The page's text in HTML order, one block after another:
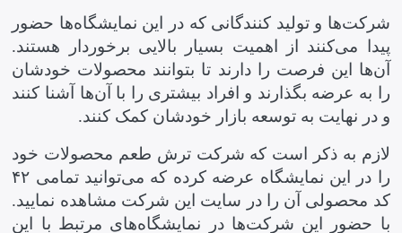
شرکت‌ها و تولید کنندگانی که در این نمایشگاه‌ها حضور
پیدا می‌کنند از اهمیت بسیار بالایی برخوردار هستند.
آن‌ها این فرصت را دارند تا بتوانند محصولات خودشان
را به عرضه بگذارند و افراد بیشتری را با آن‌ها آشنا کنند
و در نهایت به توسعه بازار خودشان کمک کنند.
لازم به ذکر است که شرکت ترش طعم محصولات خود
را در این نمایشگاه عرضه کرده که می‌توانید تمامی ۴۲
کد محصولی آن را در سایت این شرکت مشاهده نمایید.
با حضور این شرکت‌ها در نمایشگاه‌های مرتبط با این